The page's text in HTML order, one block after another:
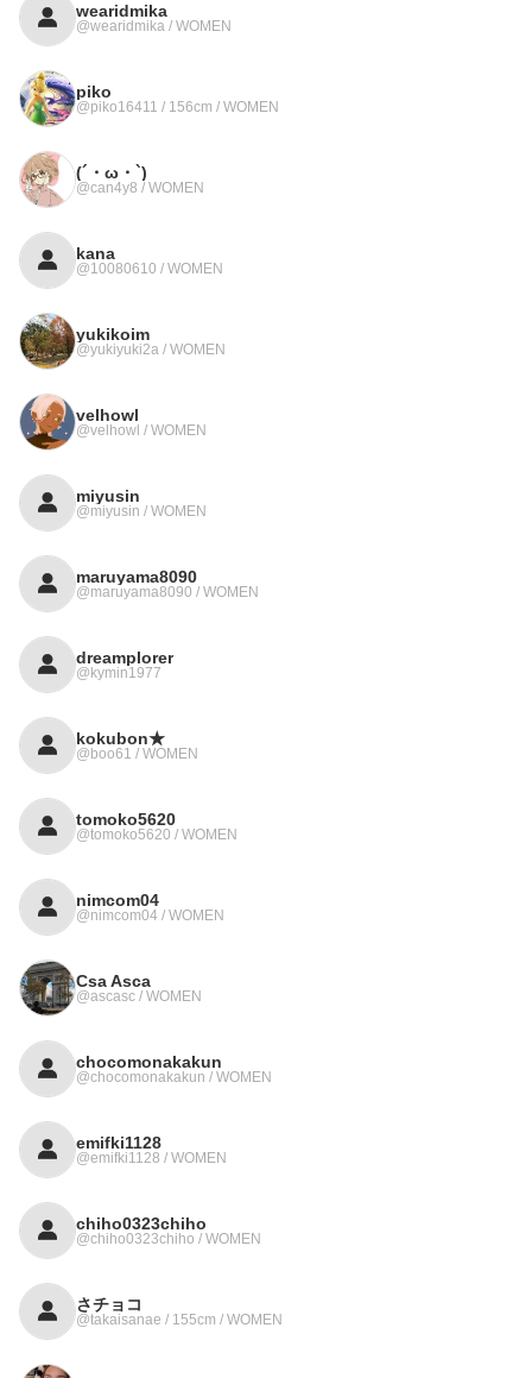
wearidmika
@wearidmika / WOMEN
piko
@piko16411 / 156cm / WOMEN
(´・ω・`)
@can4y8 / WOMEN
kana
@10080610 / WOMEN
yukikoim
@yukiyuki2a / WOMEN
velhowl
@velhowl / WOMEN
miyusin
@miyusin / WOMEN
maruyama8090
@maruyama8090 / WOMEN
dreamplorer
@kymin1977
kokubon★
@boo61 / WOMEN
tomoko5620
@tomoko5620 / WOMEN
nimcom04
@nimcom04 / WOMEN
Csa Asca
@ascasc / WOMEN
chocomonakakun
@chocomonakakun / WOMEN
emifki1128
@emifki1128 / WOMEN
chiho0323chiho
@chiho0323chiho / WOMEN
さチョコ
@takaisanae / 155cm / WOMEN